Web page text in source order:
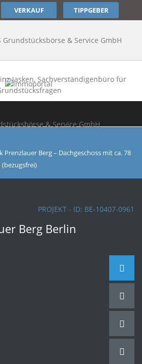
VERKAUF TIPPGEBER
Berg – Dachgeschoss mit ca. 78
(bezugsfrei)
PROJEKT - ID: BE-10407-0961
Berg Berlin